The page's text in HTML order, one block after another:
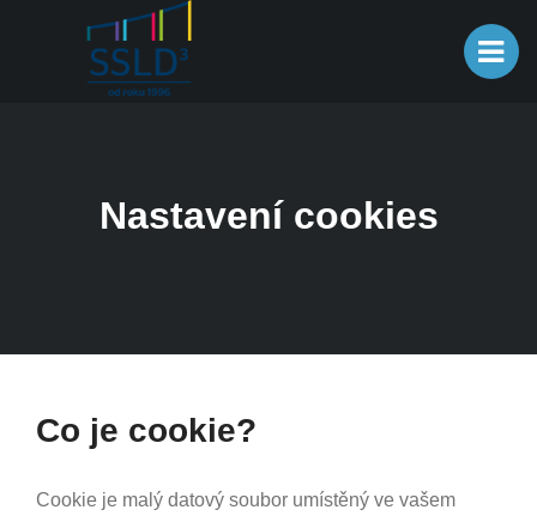
Nastavení cookies
Co je cookie?
Cookie je malý datový soubor umístěný ve vašem